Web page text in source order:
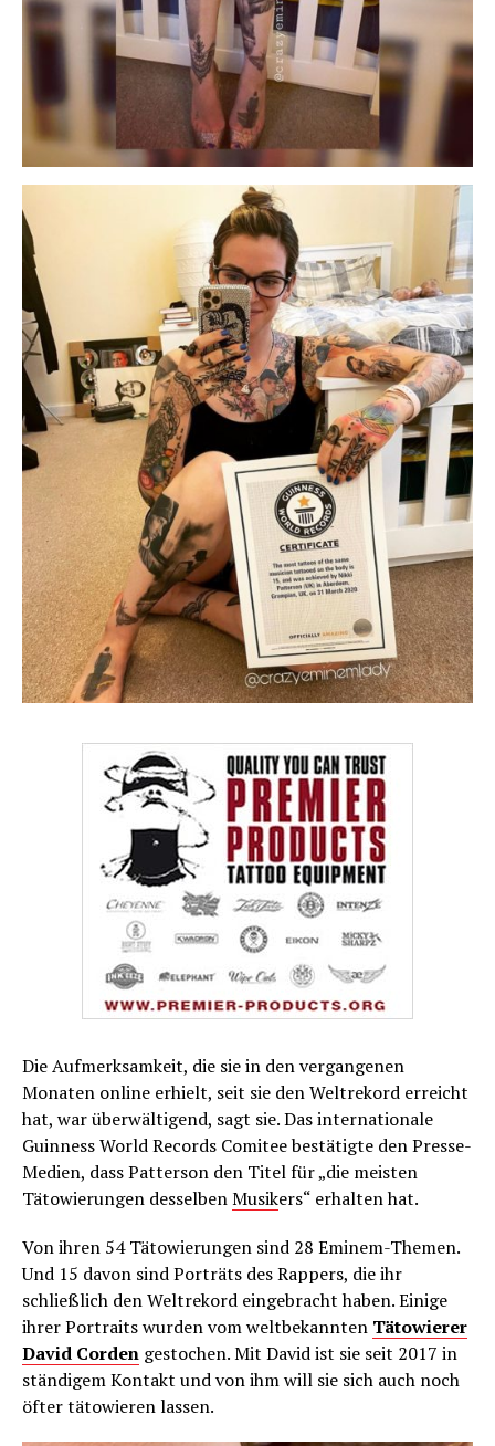
Die Aufmerksamkeit, die sie in den vergangenen
Monaten online erhielt, seit sie den Weltrekord erreicht
hat, war überwältigend, sagt sie. Das internationale
Guinness World Records Comitee bestätigte den Presse-
Medien, dass Patterson den Titel für „die meisten
Tätowierungen desselbenMusikers“ erhalten hat.
Von ihren 54 Tätowierungen sind 28 Eminem-Themen.
Und 15 davon sind Porträts des Rappers, die ihr
schließlich den Weltrekord eingebracht haben. Einige
ihrer Portraits wurden vom weltbekannten Tätowierer
David Corden gestochen. Mit David ist sie seit 2017 in
ständigem Kontakt und von ihm will sie sich auch noch
öfter tätowieren lassen.